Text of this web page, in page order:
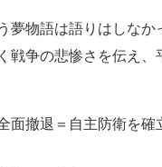
物語は語りはしなか
戦争の悲惨さを伝え
面撤退＝自主防衛を